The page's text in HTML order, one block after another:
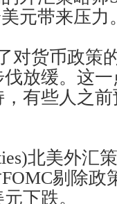
元带来压力
货币政策的
放缓。这
有些人之
北美外汇
剔除政
下跌。